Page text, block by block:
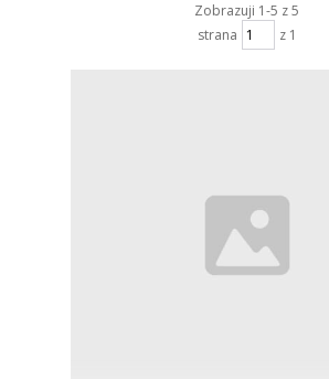
Zobrazuji 1-5 z 5
strana
z 1